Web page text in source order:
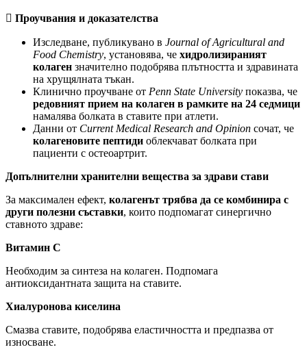
 Проучвания и доказателства
Изследване, публикувано в Journal of Agricultural and
Food Chemistry, установява, че хидролизираният
колаген значително подобрява плътността и здравината
на хрущялната тъкан.
Клинично проучване от Penn State University показва, че
редовният прием на колаген в рамките на 24 седмици
намалява болката в ставите при атлети.
Данни от Current Medical Research and Opinion сочат, че
колагеновите пептиди облекчават болката при
пациенти с остеоартрит.
Допълнителни хранителни вещества за здрави стави
За максимален ефект, колагенът трябва да се комбинира с
други полезни съставки, които подпомагат синергично
ставното здраве:
Витамин C
Необходим за синтеза на колаген. Подпомага
антиоксидантната защита на ставите.
Хиалуронова киселина
Смазва ставите, подобрява еластичността и предпазва от
износване.